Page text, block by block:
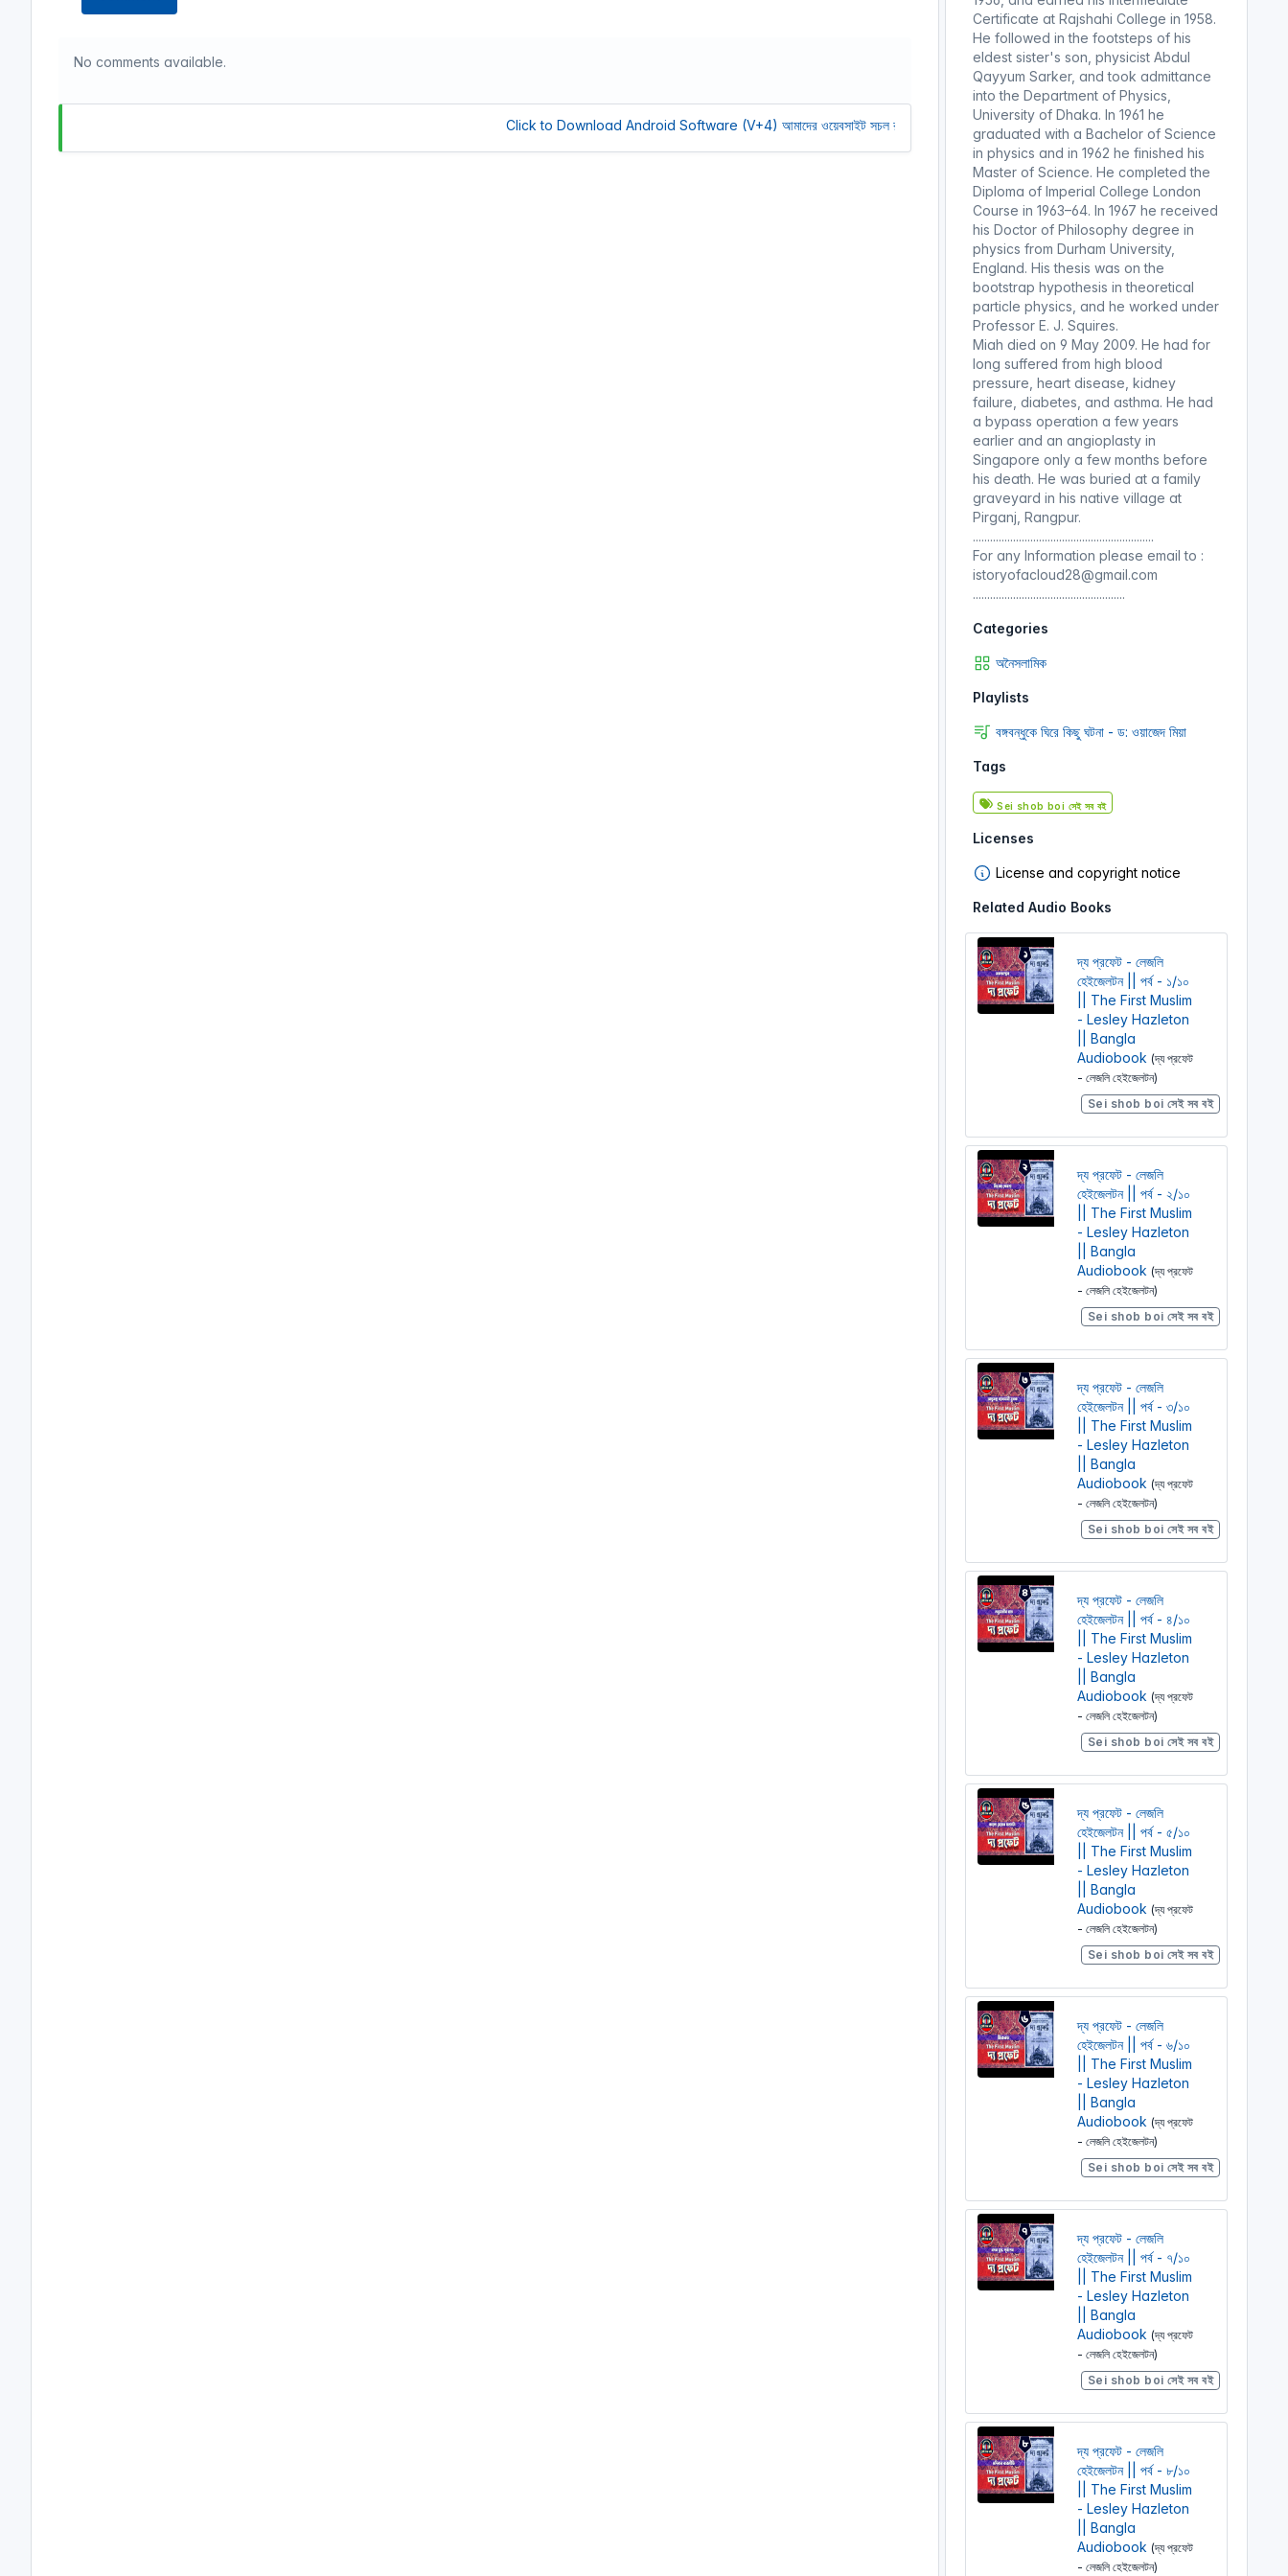
No comments available.
Click to Download Android Software (V+4) আমাদের ওয়েবসাইট সচল রাখতে আমাদের অর্থ সাহায্য করুন। আমরা একটি অলাভজনক ওয়েবসাইট, আমরা ওয়েবসাইট থেকে
Certificate at Rajshahi College in 1958.
He followed in the footsteps of his
eldest sister's son, physicist Abdul
Qayyum Sarker, and took admittance
into the Department of Physics,
University of Dhaka. In 1961 he
graduated with a Bachelor of Science
in physics and in 1962 he finished his
Master of Science. He completed the
Diploma of Imperial College London
Course in 1963–64. In 1967 he received
his Doctor of Philosophy degree in
physics from Durham University,
England. His thesis was on the
bootstrap hypothesis in theoretical
particle physics, and he worked under
Professor E. J. Squires.
Miah died on 9 May 2009. He had for
long suffered from high blood
pressure, heart disease, kidney
failure, diabetes, and asthma. He had
a bypass operation a few years
earlier and an angioplasty in
Singapore only a few months before
his death. He was buried at a family
graveyard in his native village at
Pirganj, Rangpur.
...............................................................
For any Information please email to :
istoryofacloud28@gmail.com
.....................................................
Categories
অনৈসলামিক
Playlists
বঙ্গবন্ধুকে ঘিরে কিছু ঘটনা - ড: ওয়াজেদ মিয়া
Tags
Sei shob boi সেই সব বই
Licenses
License and copyright notice
Related Audio Books
দ্য প্রফেট - লেজলি
হেইজেলটন || পর্ব - ১/১০
|| The First Muslim
- Lesley Hazleton
|| Bangla
Audiobook (দ্য প্রফেট
- লেজলি হেইজেলটন)
Sei shob boi সেই সব বই
দ্য প্রফেট - লেজলি
হেইজেলটন || পর্ব - ২/১০
|| The First Muslim
- Lesley Hazleton
|| Bangla
Audiobook (দ্য প্রফেট
- লেজলি হেইজেলটন)
Sei shob boi সেই সব বই
দ্য প্রফেট - লেজলি
হেইজেলটন || পর্ব - ৩/১০
|| The First Muslim
- Lesley Hazleton
|| Bangla
Audiobook (দ্য প্রফেট
- লেজলি হেইজেলটন)
Sei shob boi সেই সব বই
দ্য প্রফেট - লেজলি
হেইজেলটন || পর্ব - ৪/১০
|| The First Muslim
- Lesley Hazleton
|| Bangla
Audiobook (দ্য প্রফেট
- লেজলি হেইজেলটন)
Sei shob boi সেই সব বই
দ্য প্রফেট - লেজলি
হেইজেলটন || পর্ব - ৫/১০
|| The First Muslim
- Lesley Hazleton
|| Bangla
Audiobook (দ্য প্রফেট
- লেজলি হেইজেলটন)
Sei shob boi সেই সব বই
দ্য প্রফেট - লেজলি
হেইজেলটন || পর্ব - ৬/১০
|| The First Muslim
- Lesley Hazleton
|| Bangla
Audiobook (দ্য প্রফেট
- লেজলি হেইজেলটন)
Sei shob boi সেই সব বই
দ্য প্রফেট - লেজলি
হেইজেলটন || পর্ব - ৭/১০
|| The First Muslim
- Lesley Hazleton
|| Bangla
Audiobook (দ্য প্রফেট
- লেজলি হেইজেলটন)
Sei shob boi সেই সব বই
দ্য প্রফেট - লেজলি
হেইজেলটন || পর্ব - ৮/১০
|| The First Muslim
- Lesley Hazleton
|| Bangla
Audiobook (দ্য প্রফেট
- লেজলি হেইজেলটন)